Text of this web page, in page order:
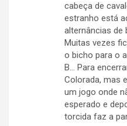
cabeça de
estranho está
alternâncias de
Muitas vezes
o bicho para o
B… Para
Colorada, mas
um jogo onde
esperado e
torcida faz a